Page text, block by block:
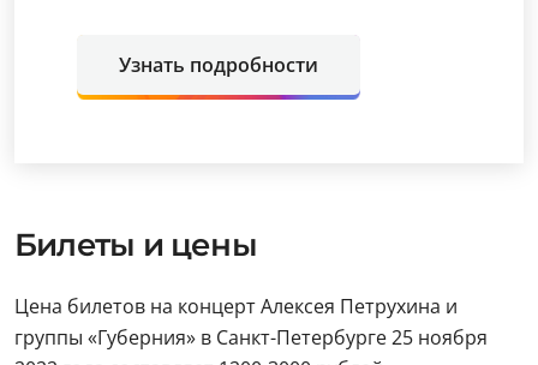
Узнать подробности
Билеты и цены
Цена билетов на концерт Алексея Петрухина и
группы «Губерния» в Санкт-Петербурге 25 ноября